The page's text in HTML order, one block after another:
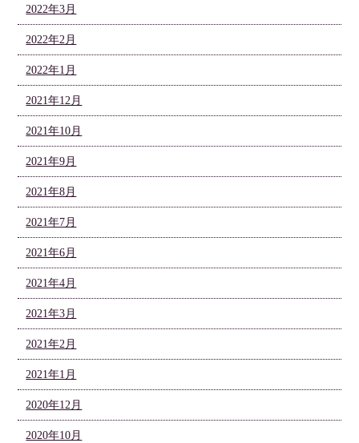
2022年3月
2022年2月
2022年1月
2021年12月
2021年10月
2021年9月
2021年8月
2021年7月
2021年6月
2021年4月
2021年3月
2021年2月
2021年1月
2020年12月
2020年10月